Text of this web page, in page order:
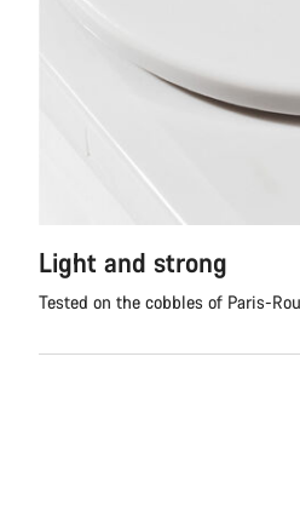
Light and strong
Tested on the cobbles of Paris-